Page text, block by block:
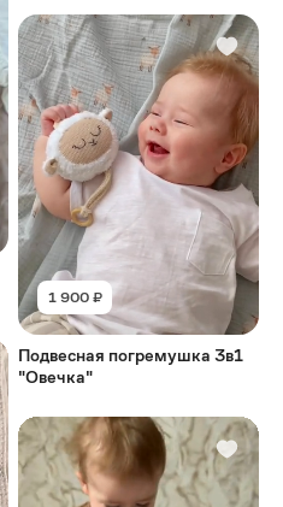
1 900 ₽
Подвесная погремушка 3в1
"Овечка"